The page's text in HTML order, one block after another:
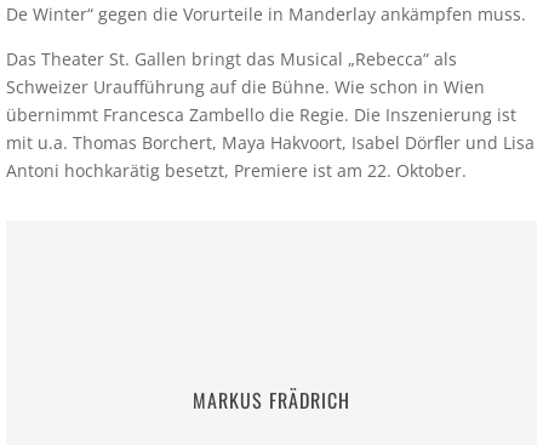
De Winter“ gegen die Vorurteile in Manderlay ankämpfen muss.
Das Theater St. Gallen bringt das Musical „Rebecca“ als
Schweizer Uraufführung auf die Bühne. Wie schon in Wien
übernimmt Francesca Zambello die Regie. Die Inszenierung ist
mit u.a. Thomas Borchert, Maya Hakvoort, Isabel Dörfler und Lisa
Antoni hochkarätig besetzt, Premiere ist am 22. Oktober.
MARKUS FRÄDRICH